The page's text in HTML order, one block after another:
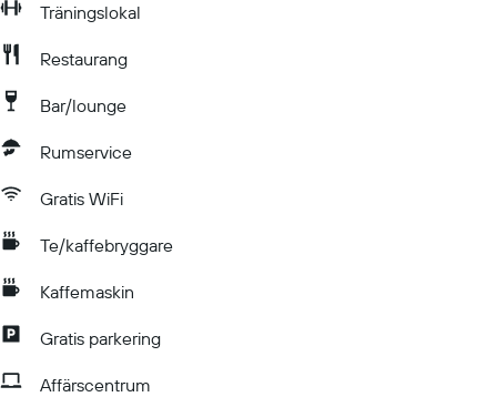
Träningslokal
Restaurang
Bar/lounge
Rumservice
Gratis WiFi
Te/kaffebryggare
Kaffemaskin
Gratis parkering
Affärscentrum